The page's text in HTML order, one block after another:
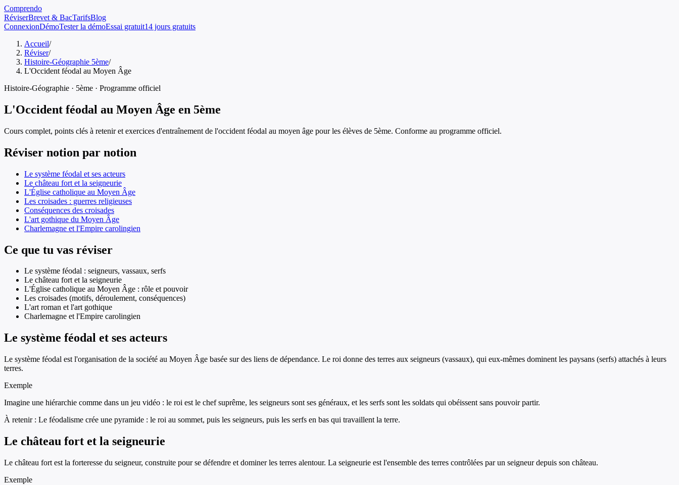
Comprendo
RéviserBrevet & BacTarifsBlog
ConnexionDémoTester la démoEssai gratuit14 jours gratuits
Accueil/
Réviser/
Histoire-Géographie 5ème/
L'Occident féodal au Moyen Âge
Histoire-Géographie · 5ème · Programme officiel
L'Occident féodal au Moyen Âge en 5ème
Cours complet, points clés à retenir et exercices d'entraînement de l'occident féodal au moyen âge pour les élèves de 5ème. Conforme au programme officiel.
Réviser notion par notion
Le système féodal et ses acteurs
Le château fort et la seigneurie
L'Église catholique au Moyen Âge
Les croisades : guerres religieuses
Conséquences des croisades
L'art gothique du Moyen Âge
Charlemagne et l'Empire carolingien
Ce que tu vas réviser
Le système féodal : seigneurs, vassaux, serfs
Le château fort et la seigneurie
L'Église catholique au Moyen Âge : rôle et pouvoir
Les croisades (motifs, déroulement, conséquences)
L'art roman et l'art gothique
Charlemagne et l'Empire carolingien
Le système féodal et ses acteurs
Le système féodal est l'organisation de la société au Moyen Âge basée sur des liens de dépendance. Le roi donne des terres aux seigneurs (vassaux), qui eux-mêmes dominent les paysans (serfs) attachés à leurs
terres.
Exemple
Imagine une hiérarchie comme dans un jeu vidéo : le roi est le chef suprême, les seigneurs sont ses généraux, et les serfs sont les soldats qui obéissent sans pouvoir partir.
À retenir : Le féodalisme crée une pyramide : le roi au sommet, puis les seigneurs, puis les serfs en bas qui travaillent la terre.
Le château fort et la seigneurie
Le château fort est la forteresse du seigneur, construite pour se défendre et dominer les terres alentour. La seigneurie est l'ensemble des terres contrôlées par un seigneur depuis son château.
Exemple